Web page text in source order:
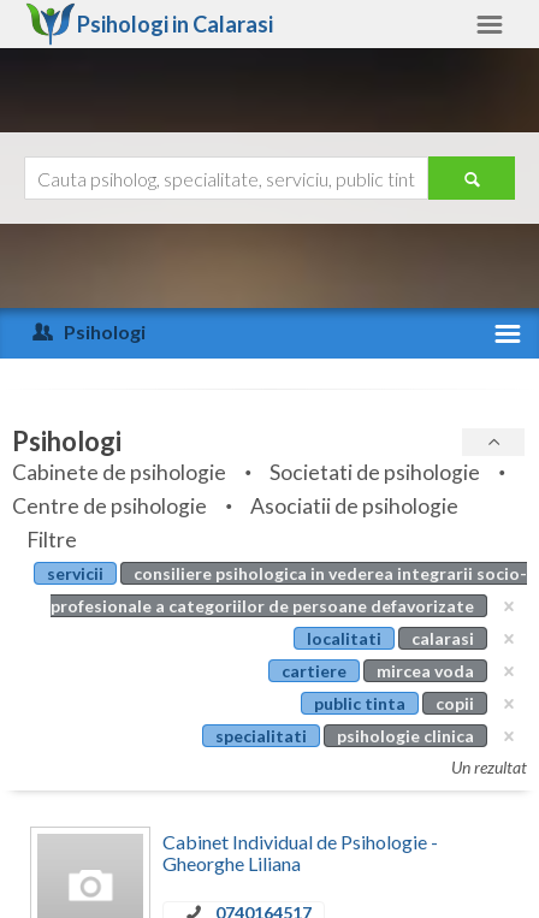
Psihologi in Calarasi
Arad
Arges
Bihor
Bistrita-Nasaud
Botosani
Braila
Calarasi
Ajutor
Psihologi
Specialitati
Servicii
Articole
Evenimente
Psihologi
Cabinete de psihologie
Societati de psihologie
Centre de psihologie
Asociatii de psihologie
Filtre
servicii
consiliere psihologica in vederea integrarii socio-
profesionale a categoriilor de persoane defavorizate
localitati
calarasi
cartiere
mircea voda
public tinta
copii
specialitati
psihologie clinica
Un rezultat
Cabinet Individual de Psihologie -
Gheorghe Liliana
0740164517